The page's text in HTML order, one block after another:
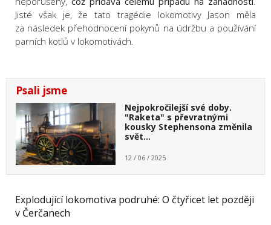
Jisté však je, že tato tragédie lokomotivy Jason měla
za následek přehodnocení pokynů na údržbu a používání
parních kotlů v lokomotivách.
Psali jsme
Nejpokročilejší své doby.
"Raketa" s převratnými
kousky Stephensona změnila
svět…
12 / 06 / 2025
Explodující lokomotiva podruhé: O čtyřicet let později
v Čerčanech